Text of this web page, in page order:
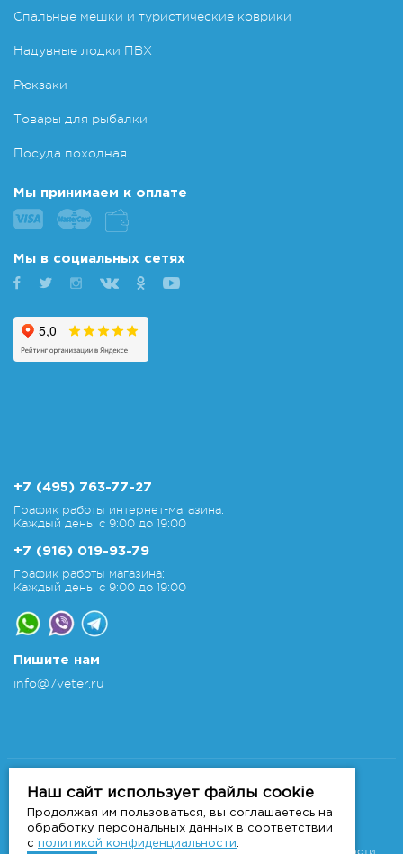
Спальные мешки и туристические коврики
Надувные лодки ПВХ
Рюкзаки
Товары для рыбалки
Посуда походная
Мы принимаем к оплате
Мы в социальных сетях
+7 (495) 763-77-27
График работы интернет-магазина:
Каждый день: с 9:00 до 19:00
+7 (916) 019-93-79
График работы магазина:
Каждый день: с 9:00 до 19:00
Пишите нам
info@7veter.ru
Интернет-магазин "На Семи Ветрах". Все права
Информация не является публичной офертой, которая
определяется
положениями Статьи 437 ГК РФ.Политика конфиденциальности.
Наш сайт использует файлы cookie
Продолжая им пользоваться, вы соглашаетесь на
обработку персональных данных в соответствии
с политикой конфиденциальности